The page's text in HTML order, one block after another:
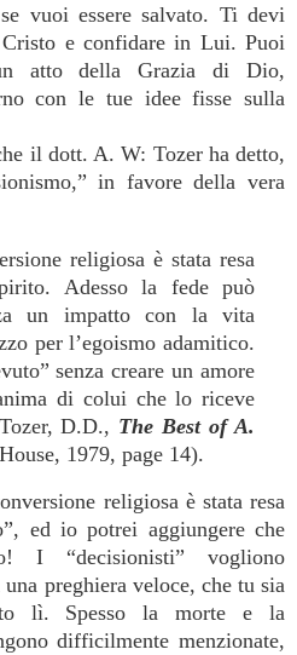
vuoi essere salvato. Ti devi
Cristo e confidare in Lui. Puoi
atto della Grazia di Dio,
con le tue idee fisse sulla
il dott. A. W: Tozer ha detto,
in favore della vera
religiosa è stata resa
Adesso la fede può
un impatto con la vita
per l’egoismo adamitico.
senza creare un amore
di colui che lo riceve
D.D., The Best of A.
1979, page 14).
religiosa è stata resa
ed io potrei aggiungere che
I “decisionisti” vogliono
preghiera veloce, che tu sia
lì. Spesso la morte e la
difficilmente menzionate,